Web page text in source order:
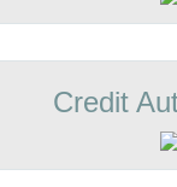
Credit